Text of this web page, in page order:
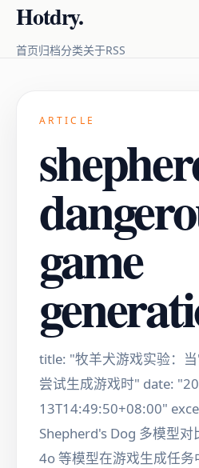
Hotdry.
首页归档分类关于RSS
ARTICLE
game
title: "牧羊犬游戏实验：
尝试生成游戏时" date:
13T14:49:50+08:00"
Shepherd's Dog 多模型对
4o 等模型在游戏生成任